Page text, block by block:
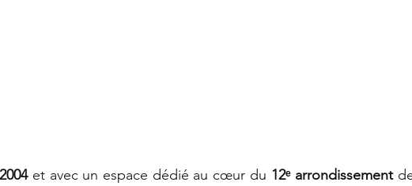
et avec un espace dédié au cœur du 12ᵉ arrondissement